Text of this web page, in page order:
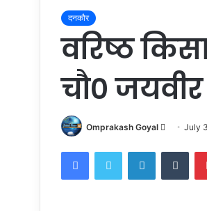
दनकौर
वरिष्ठ
चौ०
Omprakash Goyal
Send
email
July
FacebookTwitter LinkedIn